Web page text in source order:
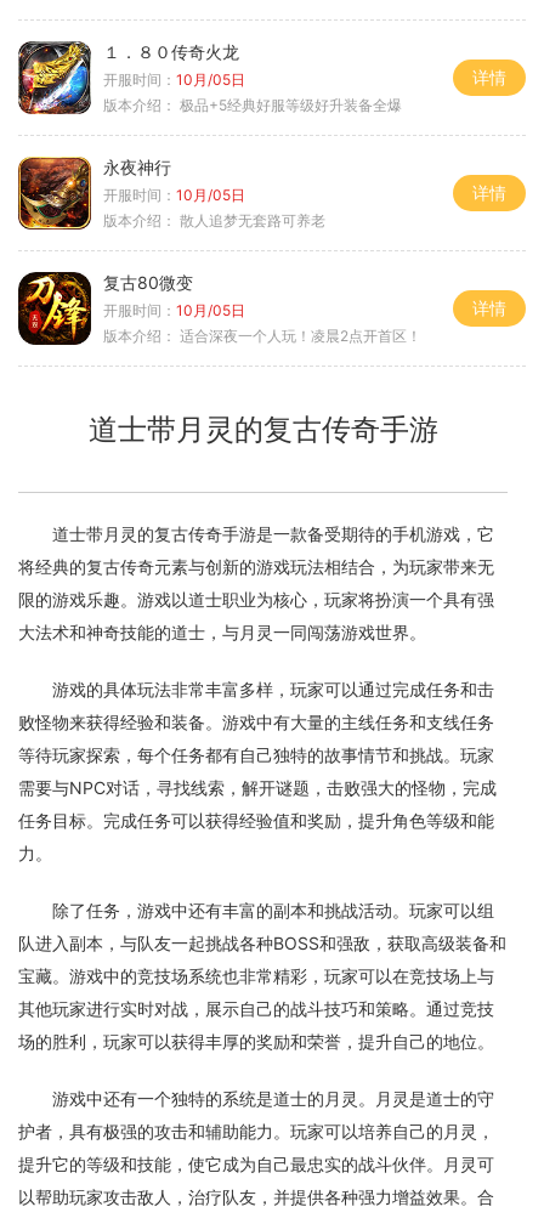
１．８０传奇火龙
开服时间： 10月/05日
版本介绍： 极品+5经典好服等级好升装备全爆
详情
永夜神行
开服时间： 10月/05日
版本介绍： 散人追梦无套路可养老
详情
复古80微变
开服时间： 10月/05日
版本介绍： 适合深夜一个人玩！凌晨2点开首区！
详情
道士带月灵的复古传奇手游
道士带月灵的复古传奇手游是一款备受期待的手机游戏，它
将经典的复古传奇元素与创新的游戏玩法相结合，为玩家带来无
限的游戏乐趣。游戏以道士职业为核心，玩家将扮演一个具有强
大法术和神奇技能的道士，与月灵一同闯荡游戏世界。
游戏的具体玩法非常丰富多样，玩家可以通过完成任务和击
败怪物来获得经验和装备。游戏中有大量的主线任务和支线任务
等待玩家探索，每个任务都有自己独特的故事情节和挑战。玩家
需要与NPC对话，寻找线索，解开谜题，击败强大的怪物，完成
任务目标。完成任务可以获得经验值和奖励，提升角色等级和能
力。
除了任务，游戏中还有丰富的副本和挑战活动。玩家可以组
队进入副本，与队友一起挑战各种BOSS和强敌，获取高级装备和
宝藏。游戏中的竞技场系统也非常精彩，玩家可以在竞技场上与
其他玩家进行实时对战，展示自己的战斗技巧和策略。通过竞技
场的胜利，玩家可以获得丰厚的奖励和荣誉，提升自己的地位。
游戏中还有一个独特的系统是道士的月灵。月灵是道士的守
护者，具有极强的攻击和辅助能力。玩家可以培养自己的月灵，
提升它的等级和技能，使它成为自己最忠实的战斗伙伴。月灵可
以帮助玩家攻击敌人，治疗队友，并提供各种强力增益效果。合